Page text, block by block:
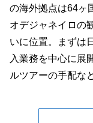
の海外拠点は64ヶ
オデジャネイロの
いに位置。まずは
入業務を中心に展
ルツアーの手配な